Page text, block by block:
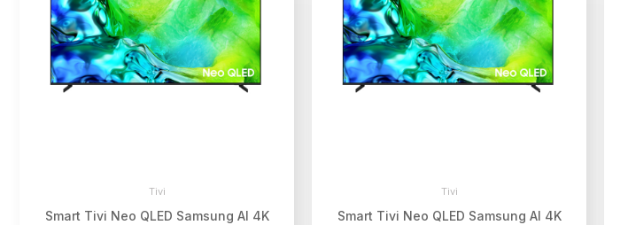
Tivi
Smart Tivi Neo QLED Samsung AI 4K
Tivi
Smart Tivi Neo QLED Samsung AI 4K